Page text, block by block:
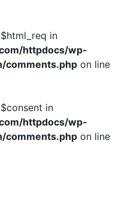
in
httpdocs/wp-
comments.php on line
in
httpdocs/wp-
comments.php on line